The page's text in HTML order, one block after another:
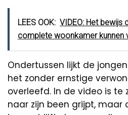
LEES OOK: VIDEO: Het bewijs
complete woonkamer kunnen
Ondertussen lijkt de
het zonder ernstige
overleefd. In de video is te
naar zijn been grijpt, maar